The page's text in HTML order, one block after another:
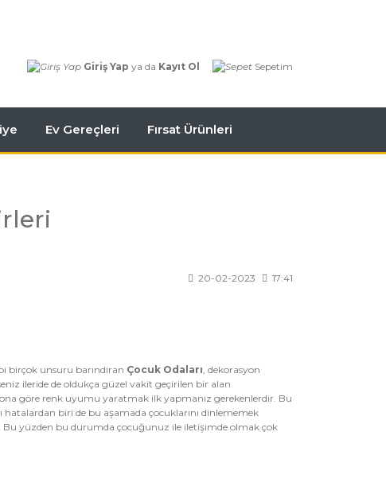
Giriş Yap ya da Kayıt Ol Sepetim
Ev Gereçleri Fırsat Ürünleri
20-02-2023 17:41
birçok unsuru barındıran Çocuk Odaları , dekorasyon
ileride de oldukça güzel vakit geçirilen bir alan
göre renk uyumu yaratmak ilk yapmanız gerekenlerdir. Bu
biri de bu aşamada çocuklarını dinlememek
Bu yüzden bu durumda çocuğunuz ile iletişimde olmak çok